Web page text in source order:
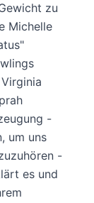
zu
Michelle
-
um uns
-
es und